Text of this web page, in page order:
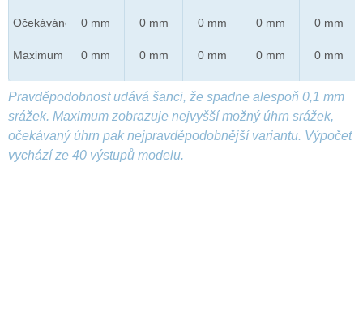
Očekáváno
Maximum
0 mm
0 mm
0 mm
0 mm
0 mm
0 mm
0 mm
0 mm
0 mm
0 mm
Pravděpodobnost udává šanci, že spadne alespoň 0,1 mm
srážek. Maximum zobrazuje nejvyšší možný úhrn srážek,
očekávaný úhrn pak nejpravděpodobnější variantu. Výpočet
vychází ze 40 výstupů modelu.